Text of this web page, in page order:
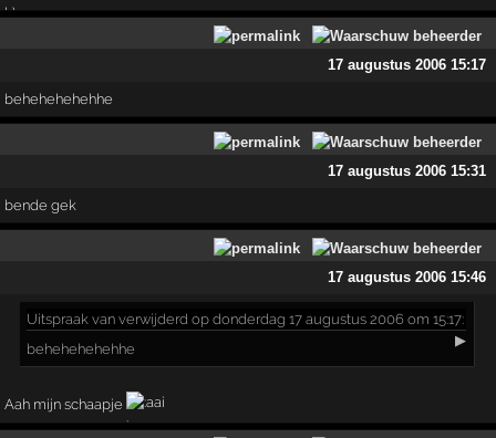
17 augustus 2006 15:17
behehehehehhe
17 augustus 2006 15:31
bende gek
17 augustus 2006 15:46
Uitspraak van verwijderd op donderdag 17 augustus 2006 om 15:17:
▶
behehehehehhe
Aah mijn schaapje